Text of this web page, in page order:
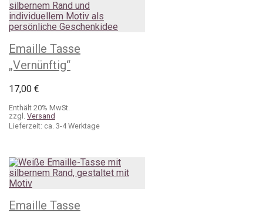
Emaille Tasse
„Vernünftig“
17,00 €
Enthält 20% MwSt.
zzgl. Versand
Lieferzeit: ca. 3-4 Werktage
Emaille Tasse